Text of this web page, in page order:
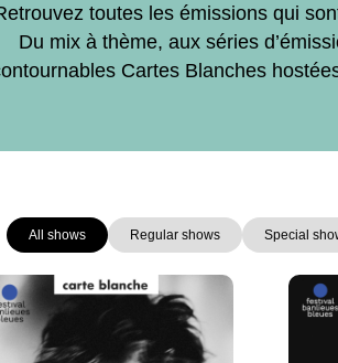
toutes les émissions qui
Du mix à thème, aux séries
Cartes Blanches
All shows Regular shows Special
Page PagePagePagePage